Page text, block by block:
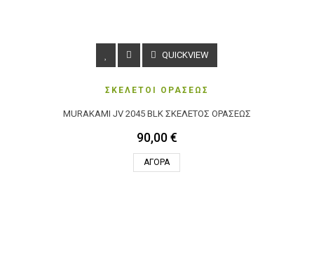
QUICKVIEW
ΣΚΕΛΕΤΟΙ ΟΡΑΣΕΩΣ
MURAKAMI JV 2045 BLK ΣΚΕΛΕΤΌΣ ΟΡΆΣΕΩΣ
90,00 €
ΑΓΟΡΆ